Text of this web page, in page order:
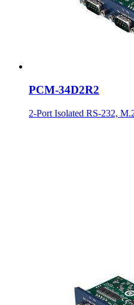
PCM-34D2R2
2-Port Isolated RS-232,